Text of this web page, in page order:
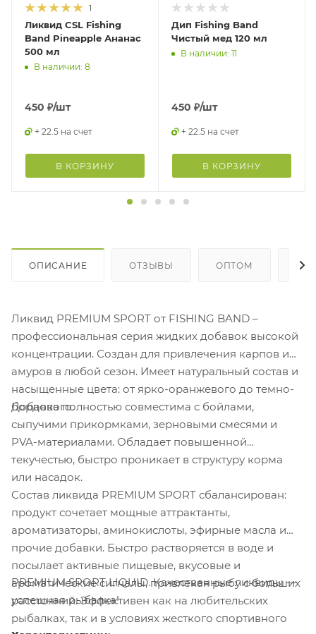
1
Ликвид CSL Fishing
Band Pineapple Ананас
500 мл
В наличии: 8
450 ₽/шт
+ 22.5 на счет
В КОРЗИНУ
Дип Fishing Band
Чистый мед 120 мл
В наличии: 11
450 ₽/шт
+ 22.5 на счет
В КОРЗИНУ
ОПИСАНИЕ ОТЗЫВЫ ОПТОМ
Ликвид PREMIUM SPORT от FISHING BAND –
профессиональная серия жидких добавок высокой
концентрации. Создан для привлечения карпов и
амуров в любой сезон. Имеет натуральный состав и
насыщенные цвета: от ярко-оранжевого до темно-
бордового.
Добавка полностью совместима с бойлами,
сыпучими прикормками, зерновыми смесями и
PVA-материалами. Обладает повышенной
текучестью, быстро проникает в структуру корма
или насадок.
Состав ликвида PREMIUM SPORT сбалансирован:
продукт сочетает мощные аттрактанты,
ароматизаторы, аминокислоты, эфирные масла и
прочие добавки. Быстро растворяется в воде и
посылает активные пищевые, вкусовые и
ароматические сигналы, привлекая рыбу с больших
расстояний. Эффективен как на любительских
рыбалках, так и в условиях жесткого спортивного
PREMIUM SPORT LIQUID. Качественные ликвиды —
успешная рыбалка!